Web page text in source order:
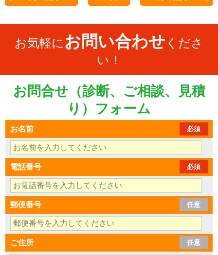
お気軽に お問い合わせ くださ
い！
お問合せ（診断、ご相談、見積
り）フォーム
お名前 必須
電話番号 必須
郵便番号 任意
ご住所 任意